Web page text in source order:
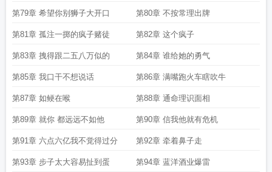
第79章 希望你别狮子大开口 第80章 不按常理出牌
第81章 孤注一掷的疯子赌徒 第82章 这个疯子
第83章 拽得跟二五八万似的 第84章 谁给她的勇气
第85章 我口干不想说话 第86章 满嘴跑火车瞎吹牛
第87章 如鲠在喉 第88章 通命理识面相
第89章 就你 都远远不如他 第90章 信我他就有危机
第91章 六点六亿我不觉得过分 第92章 牵着鼻子走
第93章 步子太大容易扯到蛋 第94章 蓝洋酒业爆雷